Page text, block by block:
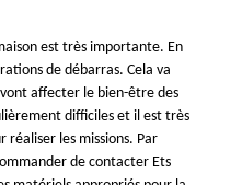
est très importante. En
de débarras. Cela va
affecter le bien-être des
difficiles et il est très
réaliser les missions. Par
de contacter Ets